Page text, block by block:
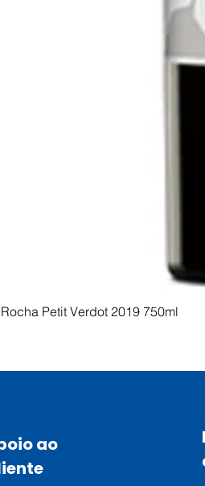
Petit Verdot 2019 750ml
ao